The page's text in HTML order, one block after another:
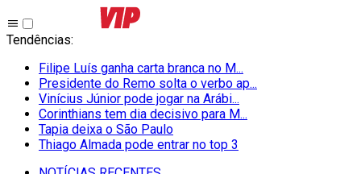
Tendências:
Filipe Luís ganha carta branca no M...
Presidente do Remo solta o verbo ap...
Vinícius Júnior pode jogar na Arábi...
Corinthians tem dia decisivo para M...
Tapia deixa o São Paulo
Thiago Almada pode entrar no top 3